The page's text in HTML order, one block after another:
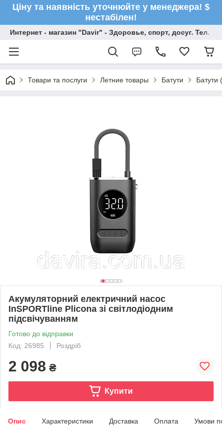
Ціну та наявність уточнюйте у менеджера! $
нестабілен!
Интернет - магазин "Davir" - Здоровье, спорт, досуг. Тел.
Товари та послуги Летние товары Батути Батути
Акумуляторний електричний насос
InSPORTline Plicona зі світлодіодним
підсвічуванням
Готово до відправки
Код: 26985
Роздріб
2 098 ₴
Купити
Опис Характеристики Доставка Оплата Умови